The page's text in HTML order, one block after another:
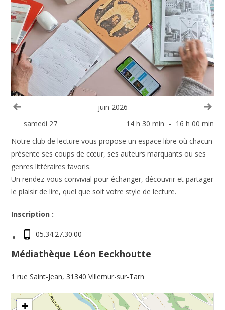
juin 2026
samedi 27 14 h 30 min - 16 h 00 min
Notre club de lecture vous propose un espace libre où chacun
présente ses coups de cœur, ses auteurs marquants ou ses
genres littéraires favoris.
Un rendez-vous convivial pour échanger, découvrir et partager
le plaisir de lire, quel que soit votre style de lecture.
Inscription :
05.34.27.30.00
Médiathèque Léon Eeckhoutte
1 rue Saint-Jean, 31340 Villemur-sur-Tarn
+